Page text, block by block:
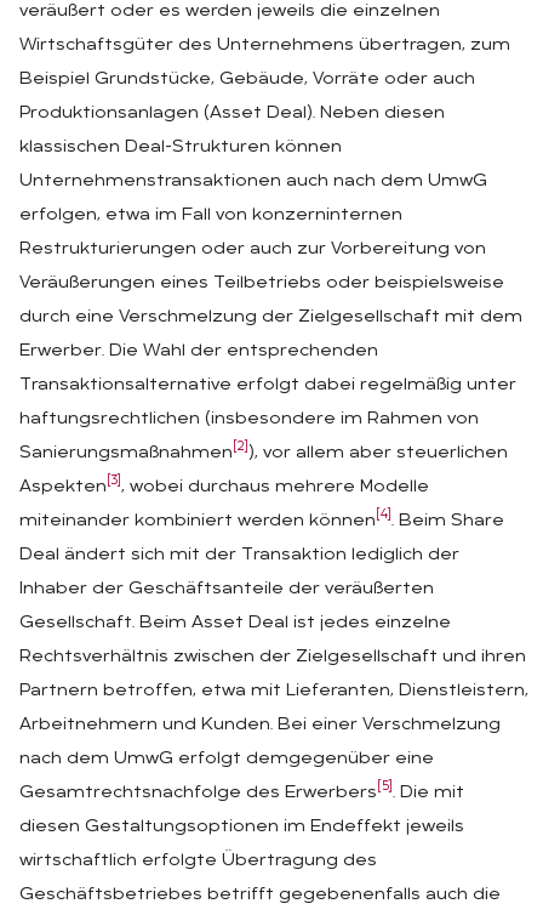
veräußert oder es werden jeweils die einzelnen
Wirtschaftsgüter des Unternehmens übertragen, zum
Beispiel Grundstücke, Gebäude, Vorräte oder auch
Produktionsanlagen (Asset Deal). Neben diesen
klassischen Deal-Strukturen können
Unternehmenstransaktionen auch nach dem UmwG
erfolgen, etwa im Fall von konzerninternen
Restrukturierungen oder auch zur Vorbereitung von
Veräußerungen eines Teilbetriebs oder beispielsweise
durch eine Verschmelzung der Zielgesellschaft mit dem
Erwerber. Die Wahl der entsprechenden
Transaktionsalternative erfolgt dabei regelmäßig unter
haftungsrechtlichen (insbesondere im Rahmen von
Sanierungsmaßnahmen [2] ), vor allem aber steuerlichen
Aspekten [3] , wobei durchaus mehrere Modelle
miteinander kombiniert werden können [4] . Beim Share
Deal ändert sich mit der Transaktion lediglich der
Inhaber der Geschäftsanteile der veräußerten
Gesellschaft. Beim Asset Deal ist jedes einzelne
Rechtsverhältnis zwischen der Zielgesellschaft und ihren
Partnern betroffen, etwa mit Lieferanten, Dienstleistern,
Arbeitnehmern und Kunden. Bei einer Verschmelzung
nach dem UmwG erfolgt demgegenüber eine
Gesamtrechtsnachfolge des Erwerbers [5] . Die mit
diesen Gestaltungsoptionen im Endeffekt jeweils
wirtschaftlich erfolgte Übertragung des
Geschäftsbetriebes betrifft gegebenenfalls auch die